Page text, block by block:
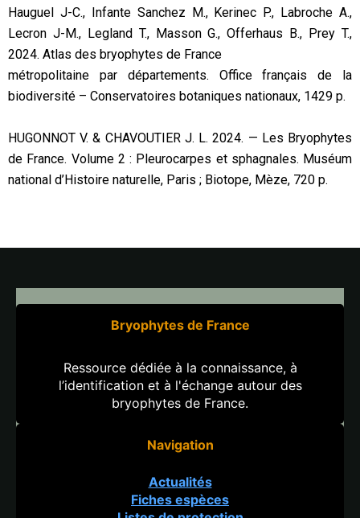
Hauguel J-C., Infante Sanchez M., Kerinec P., Labroche A.,
Lecron J-M., Legland T., Masson G., Offerhaus B., Prey T.,
2024. Atlas des bryophytes de France
métropolitaine par départements. Office français de la
biodiversité – Conservatoires botaniques nationaux, 1429 p.
HUGONNOT V. & CHAVOUTIER J. L. 2024. — Les Bryophytes
de France. Volume 2 : Pleurocarpes et sphagnales. Muséum
national d’Histoire naturelle, Paris ; Biotope, Mèze, 720 p.
Bryophytes de France
Ressource dédiée à la connaissance, à
l’identification et à l'échange autour des
bryophytes de France.
Navigation
Actualités
Fiches espèces